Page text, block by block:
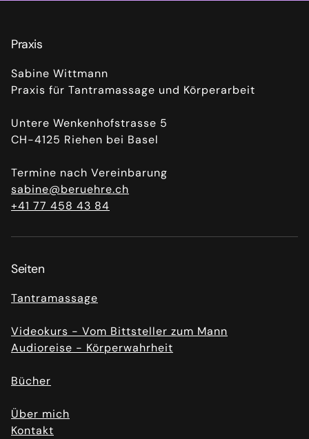
Praxis
Sabine Wittmann
Praxis für Tantramassage und Körperarbeit
Untere Wenkenhofstrasse 5
CH-4125 Riehen bei Basel
Termine nach Vereinbarung
sabine@beruehre.ch
+41 77 458 43 84
Seiten
Tantramassage
Videokurs - Vom Bittsteller zum Mann
Audioreise - Körperwahrheit
Bücher
Über mich
Kontakt